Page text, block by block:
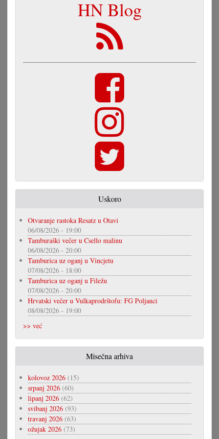
HN Blog
Uskoro
Otvaranje rastoka Resatz u Otavi
06/08/2026 - 19:00
Tamburaški večer u Csello malinu
06/08/2026 - 20:00
Tamburica uz oganj u Vincjetu
07/08/2026 - 18:00
Tamburica uz oganj u Filežu
07/08/2026 - 20:00
Hrvatski večer u Vulkaprodrštofu: FG Poljanci
08/08/2026 - 19:00
>> već
Misečna arhiva
kolovoz 2026 (15)
srpanj 2026 (60)
lipanj 2026 (62)
svibanj 2026 (93)
travanj 2026 (63)
ožujak 2026 (73)